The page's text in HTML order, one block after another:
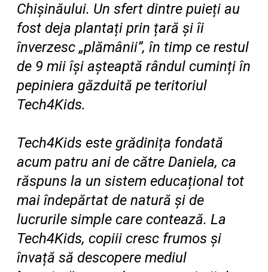
Chișinăului. Un sfert dintre puieți au
fost deja plantați prin țară și îi
înverzesc „plămânii”, în timp ce restul
de 9 mii își așteaptă rândul cuminți în
pepiniera găzduită pe teritoriul
Tech4Kids.
Tech4Kids este grădinița fondată
acum patru ani de către Daniela, ca
răspuns la un sistem educațional tot
mai îndepărtat de natură și de
lucrurile simple care contează. La
Tech4Kids, copiii cresc frumos și
învață să descopere mediul